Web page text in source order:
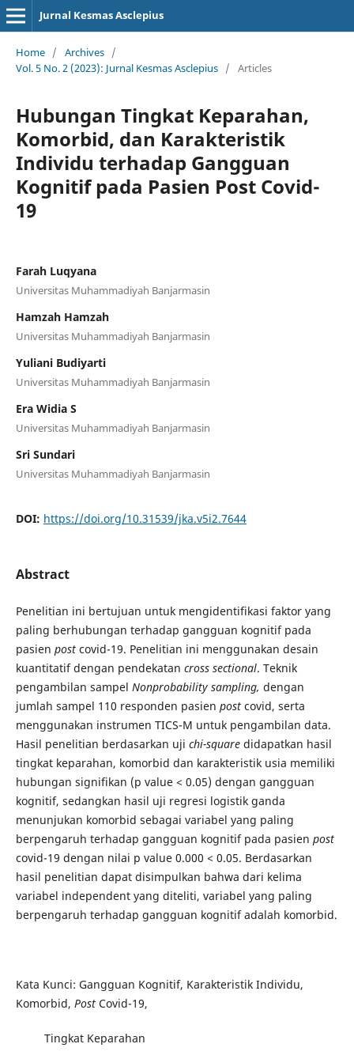
Jurnal Kesmas Asclepius
Home / Archives /
Vol. 5 No. 2 (2023): Jurnal Kesmas Asclepius / Articles
Hubungan Tingkat Keparahan,
Komorbid, dan Karakteristik
Individu terhadap Gangguan
Kognitif pada Pasien Post Covid-
19
Farah Luqyana
Universitas Muhammadiyah Banjarmasin
Hamzah Hamzah
Universitas Muhammadiyah Banjarmasin
Yuliani Budiyarti
Universitas Muhammadiyah Banjarmasin
Era Widia S
Universitas Muhammadiyah Banjarmasin
Sri Sundari
Universitas Muhammadiyah Banjarmasin
DOI: https://doi.org/10.31539/jka.v5i2.7644
Abstract
Penelitian ini bertujuan untuk mengidentifikasi faktor yang
paling berhubungan terhadap gangguan kognitif pada
pasien post covid-19. Penelitian ini menggunakan desain
kuantitatif dengan pendekatan cross sectional. Teknik
pengambilan sampel Nonprobability sampling, dengan
jumlah sampel 110 responden pasien postcovid, serta
menggunakan instrumen TICS-M untuk pengambilan data.
Hasil penelitian berdasarkan uji chi-squaredidapatkan hasil
tingkat keparahan, komorbid dan karakteristik usia memiliki
hubungan signifikan (p value < 0.05) dengan gangguan
kognitif, sedangkan hasil uji regresi logistik ganda
menunjukan komorbid sebagai variabel yang paling
berpengaruh terhadap gangguan kognitif pada pasien post
covid-19 dengan nilai p value 0.000 < 0.05. Berdasarkan
hasil penelitian dapat disimpulkan bahwa dari kelima
variabel independent yang diteliti, variabel yang paling
berpengaruh terhadap gangguan kognitif adalah komorbid.
Kata Kunci: Gangguan Kognitif, Karakteristik Individu,
Komorbid, Post Covid-19,
Tingkat Keparahan